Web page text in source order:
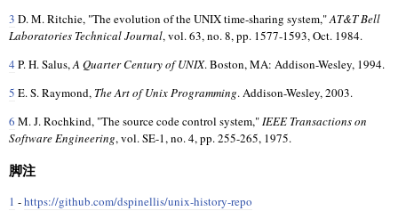
3 D. M. Ritchie, "The evolution of the UNIX time-sharing system,"AT&T Bell
Laboratories Technical Journal, vol. 63, no. 8, pp. 1577-1593, Oct. 1984.
4 P. H. Salus,A Quarter Century of UNIX. Boston, MA: Addison-Wesley, 1994.
5 E. S. Raymond, The Art of Unix Programming. Addison-Wesley, 2003.
6 M. J. Rochkind, "The source code control system,"IEEE Transactions on
Software Engineering, vol. SE-1, no. 4, pp. 255-265, 1975.
脚注
1 -https://github.com/dspinellis/unix-history-repo